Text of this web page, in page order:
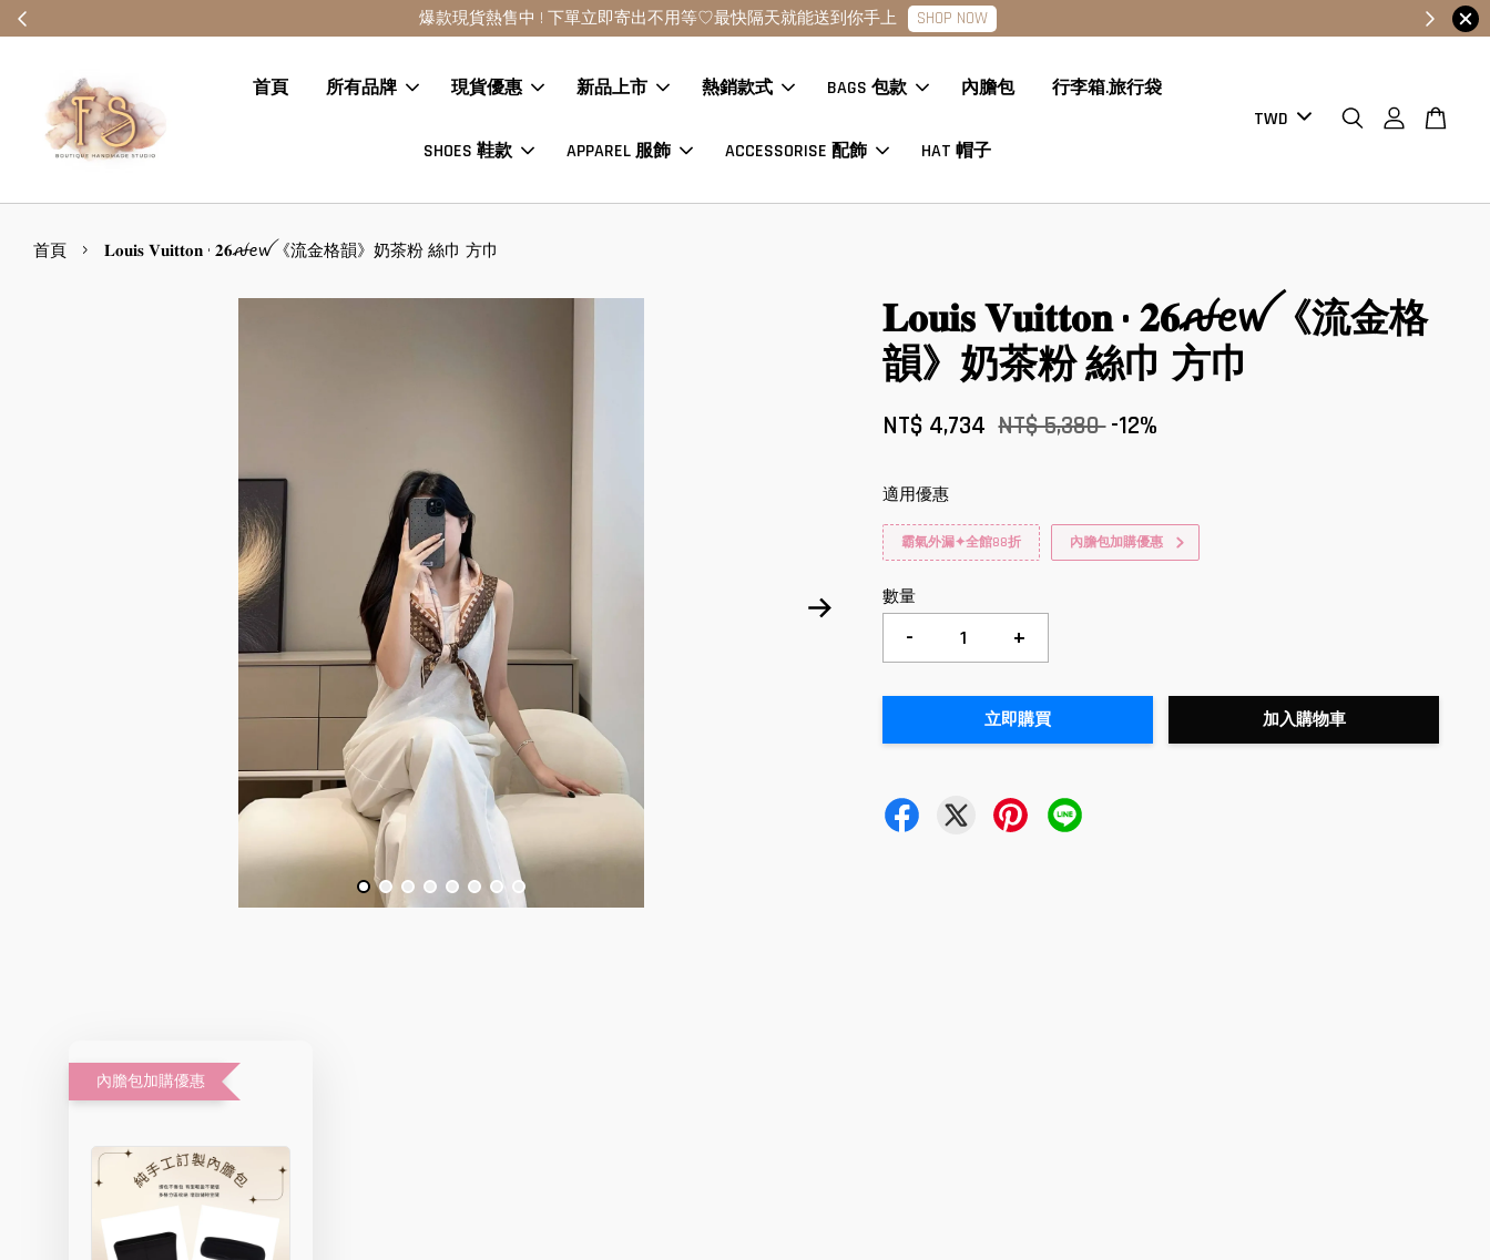
現貨商品下單24H內寄出?數量各一趕緊下單 點擊查看款式
首頁 所有品牌 現貨優惠 新品上市 熱銷款式 BAGS 包款 內膽包 行李箱.旅行袋
SHOES 鞋款 APPAREL 服飾 ACCESSORISE 配飾 HAT 帽子
首頁 › 𝐋𝐨𝐮𝐢𝐬 𝐕𝐮𝐢𝐭𝐭𝐨𝐧 • 𝟐𝟔ꫛꫀꪝ《流金格韻》奶茶粉 絲巾 方巾
𝐋𝐨𝐮𝐢𝐬 𝐕𝐮𝐢𝐭𝐭𝐨𝐧 • 𝟐𝟔ꫛꫀꪝ《流金格
韻》奶茶粉 絲巾 方巾
NT$ 4,734 NT$ 5,380-12%
適用優惠
霸氣外漏✦全館88折 內膽包加購優惠
數量
- +
立即購買 加入購物車
內膽包加購優惠